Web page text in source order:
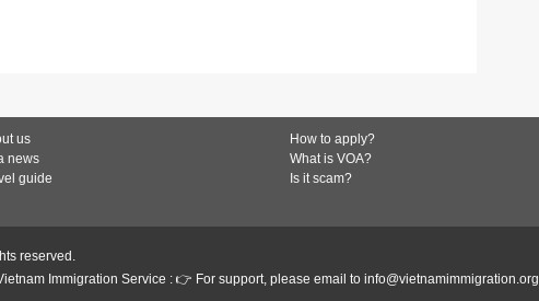
us
news
guide
How to apply?
What is VOA?
Is it scam?
reserved.
Immigration Service : 👉 For support, please email to info@vietnamimmigration.org